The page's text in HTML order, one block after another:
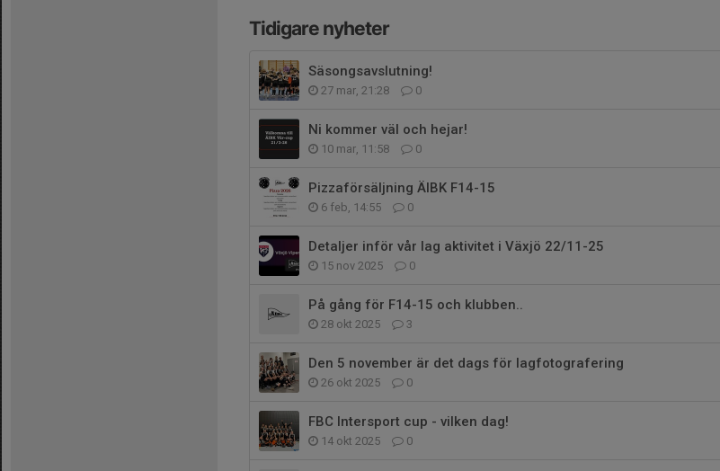
Tidigare nyheter
Säsongsavslutning!
27 mar, 21:28 0
Ni kommer väl och hejar!
10 mar, 11:58 0
Pizzaförsäljning ÄIBK F14-15
6 feb, 14:55 0
Detaljer inför vår lag aktivitet i Växjö 22/11-25
15 nov 2025 0
På gång för F14-15 och klubben..
28 okt 2025 3
Den 5 november är det dags för lagfotografering
26 okt 2025 0
FBC Intersport cup - vilken dag!
14 okt 2025 0